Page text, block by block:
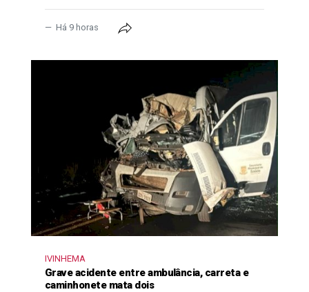
Há 9 horas
IVINHEMA
Grave acidente entre ambulância, carreta e
caminhonete mata dois